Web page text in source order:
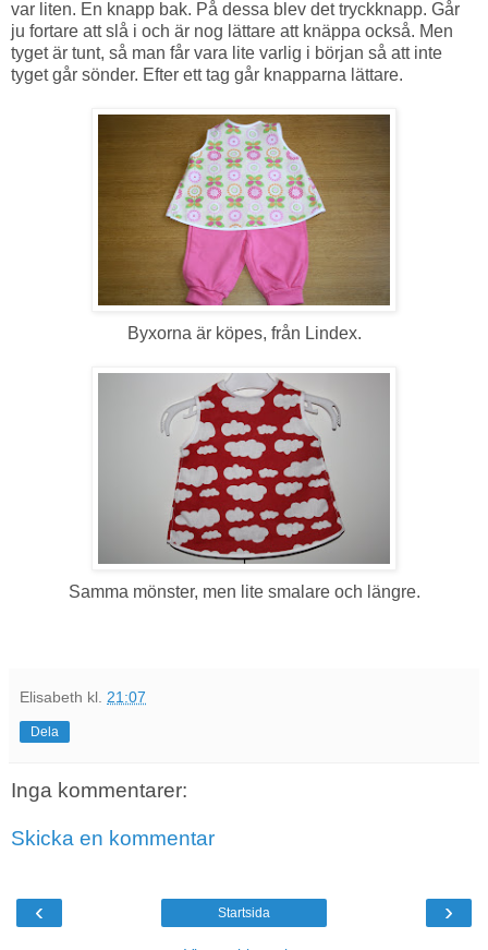
var liten. En knapp bak. På dessa blev det tryckknapp. Går
ju fortare att slå i och är nog lättare att knäppa också. Men
tyget är tunt, så man får vara lite varlig i början så att inte
tyget går sönder. Efter ett tag går knapparna lättare.
Byxorna är köpes, från Lindex.
Samma mönster, men lite smalare och längre.
Elisabeth kl. 21:07
Dela
Inga kommentarer:
Skicka en kommentar
‹ ›
Startsida